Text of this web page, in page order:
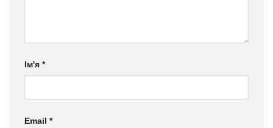
Ім'я *
Email *